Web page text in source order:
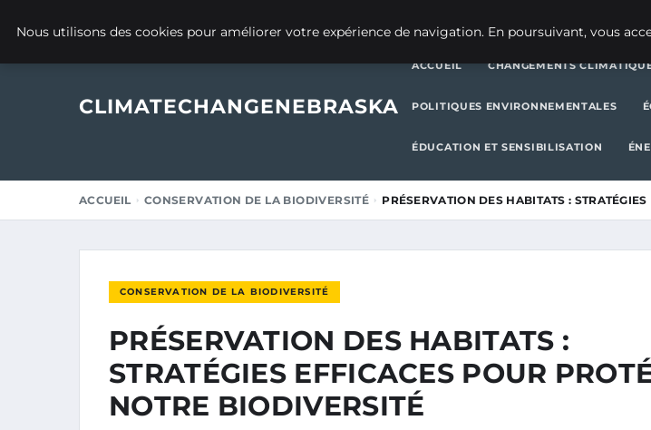
CLIMATECHANGENEBRASKA
ACCUEIL CHANGEMENTS
POLITIQUES ENVIRONNEMENTALES
ÉDUCATION ET SENSIBILISATION
ACCUEIL CONSERVATION DE LA BIODIVERSITÉ PRÉSERVATION DES HABITATS :
CONSERVATION DE LA BIODIVERSITÉ
PRÉSERVATION DES HABITATS :
STRATÉGIES EFFICACES POUR
NOTRE BIODIVERSITÉ
Nous utilisons des cookies pour améliorer votre expérience de navigation. En poursuivant, vous